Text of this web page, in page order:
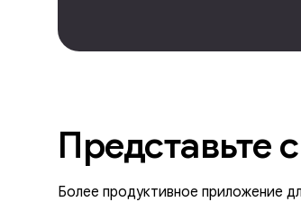
Представьте
Более продуктивное приложение